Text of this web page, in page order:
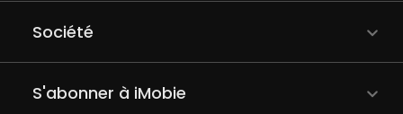
Société
S'abonner à iMobie